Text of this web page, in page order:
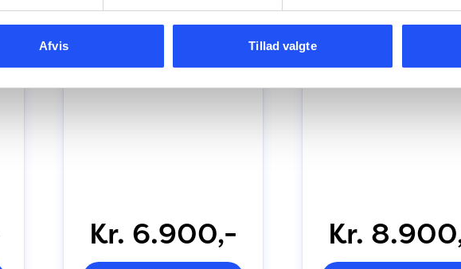
Afvis Tillad valgte
Kr. 6.900,- Kr.